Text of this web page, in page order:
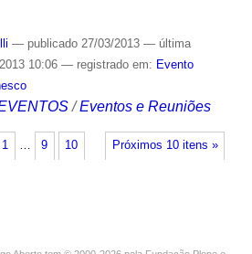
— publicado27/03/2013 — última
10:06 — registrado em: Evento
/Eventos e Reuniões
Próximos 10 itens »
1 … 9 10